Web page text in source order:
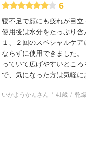
6
寝不足で顔にも疲れが目立
使用後は水分をたっぷり
１、２回のスペシャルケ
ならずに使用できました
っていて広げやすいとこ
で、気になった方は気軽に
いかようかんさん 41歳 乾